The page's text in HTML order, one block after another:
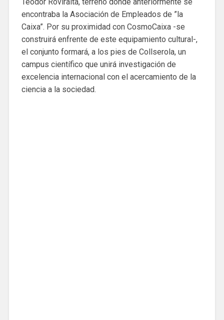
encontraba la Asociación de Empleados de ”la
Caixa”. Por su proximidad con CosmoCaixa -se
construirá enfrente de este equipamiento cultural-,
el conjunto formará, a los pies de Collserola, un
campus científico que unirá investigación de
excelencia internacional con el acercamiento de la
ciencia a la sociedad.